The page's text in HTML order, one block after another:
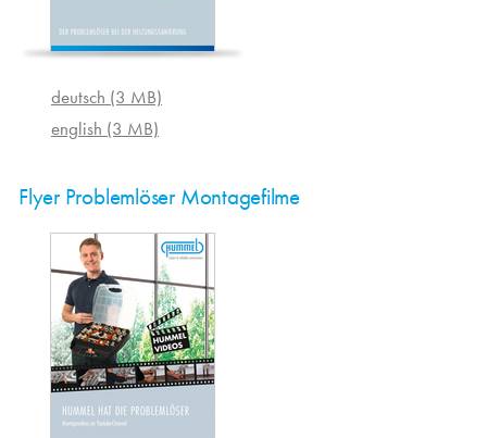
deutsch (3 MB)
english (3 MB)
Flyer Problemlöser Montagefilme